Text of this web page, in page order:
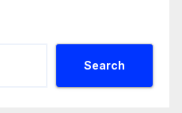
Search